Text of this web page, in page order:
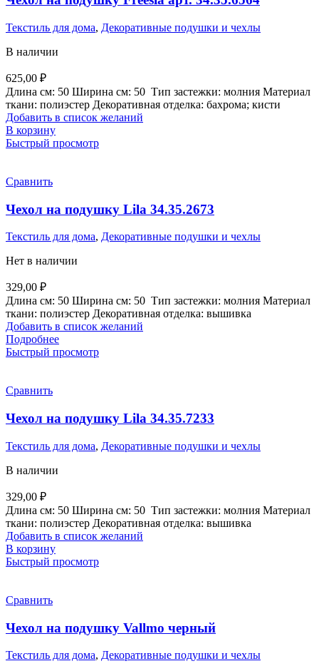
Текстиль для дома, Декоративные подушки и чехлы
В наличии
625,00 ₽
Длина см: 50 Ширина см: 50 Тип застежки: молния Материал
ткани: полиэстер Декоративная отделка: бахрома; кисти
Добавить в список желаний
В корзину
Быстрый просмотр
Сравнить
Чехол на подушку Lila 34.35.2673
Текстиль для дома, Декоративные подушки и чехлы
Нет в наличии
329,00 ₽
Длина см: 50 Ширина см: 50 Тип застежки: молния Материал
ткани: полиэстер Декоративная отделка: вышивка
Добавить в список желаний
Подробнее
Быстрый просмотр
Сравнить
Чехол на подушку Lila 34.35.7233
Текстиль для дома, Декоративные подушки и чехлы
В наличии
329,00 ₽
Длина см: 50 Ширина см: 50 Тип застежки: молния Материал
ткани: полиэстер Декоративная отделка: вышивка
Добавить в список желаний
В корзину
Быстрый просмотр
Сравнить
Чехол на подушку Vallmo черный
Текстиль для дома, Декоративные подушки и чехлы